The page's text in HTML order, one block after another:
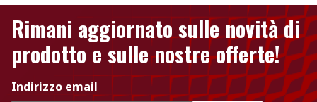
Rimani aggiornato sulle novità di
prodotto e sulle nostre offerte!
Indirizzo email